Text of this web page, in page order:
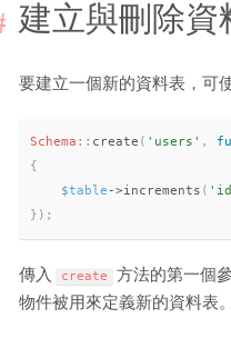
建立與刪除資
要建立一個新的資料表，可
Schema :: create ( 'users' ,
{
$table ->increments (
} ) ;
傳入 create 方法的第一個
物件被用來定義新的資料表。